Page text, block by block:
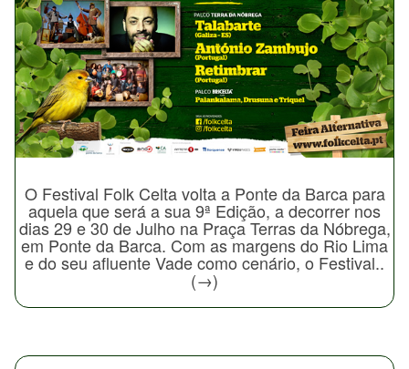
O Festival Folk Celta volta a Ponte da Barca para
aquela que será a sua 9ª Edição, a decorrer nos
dias 29 e 30 de Julho na Praça Terras da Nóbrega,
em Ponte da Barca. Com as margens do Rio Lima
e do seu afluente Vade como cenário, o Festival..
(→)